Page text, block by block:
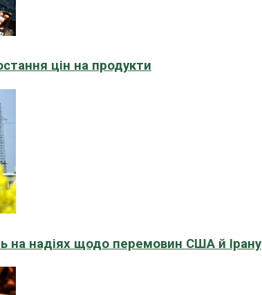
цін на продукти
на надіях щодо перемовин США й Ірану